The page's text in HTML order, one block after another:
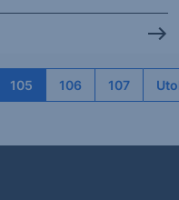
105 106 107